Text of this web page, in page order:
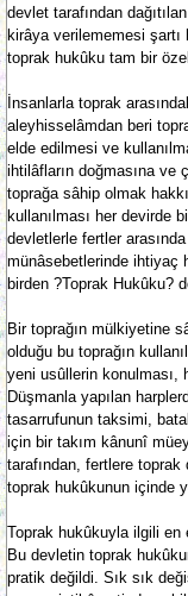
devlet tarafından
kirâya verilememesi
toprak hukûku tam bir
İnsanlarla toprak
aleyhisselâmdan beri
elde edilmesi ve
ihtilâfların doğmasına ve
toprağa sâhip olmak
kullanılması her devirde
devletlerle fertler
münâsebetlerinde ihtiyaç
birden ?Toprak Hukûku?
Bir toprağın mülkiyetine
olduğu bu toprağın
yeni usûllerin konulması,
Düşmanla yapılan
tasarrufunun taksimi,
için bir takım kânunî
tarafından, fertlere toprak
toprak hukûkunun içinde
Toprak hukûkuyla ilgili en
Bu devletin toprak
pratik değildi. Sık sık